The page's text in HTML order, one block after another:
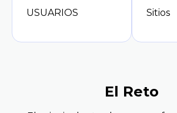
USUARIOS Sitios
El Reto